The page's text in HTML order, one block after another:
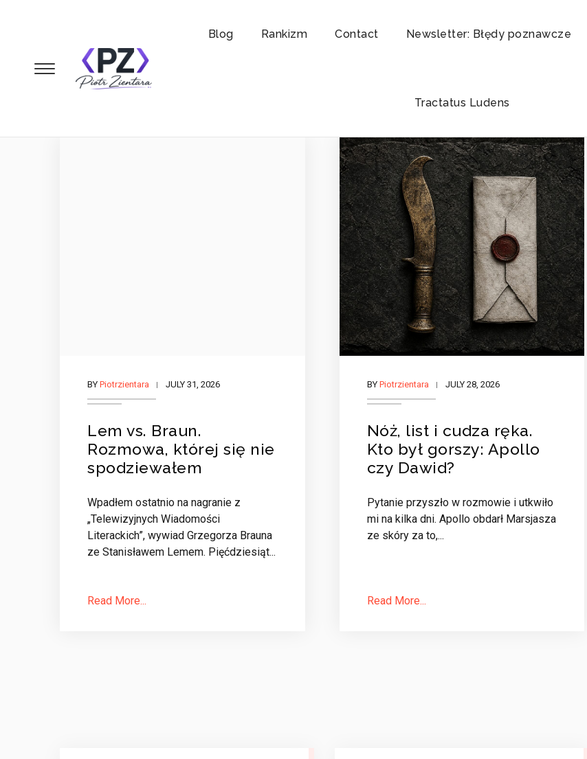
Blog Rankizm Contact Newsletter: Błędy poznawcze
Tractatus Ludens
BY Piotrzientara JULY 31, 2026
Lem vs. Braun.
Rozmowa, której się nie
spodziewałem
Wpadłem ostatnio na nagranie z
„Telewizyjnych Wiadomości
Literackich”, wywiad Grzegorza Brauna
ze Stanisławem Lemem. Pięćdziesiąt...
Read More...
BY Piotrzientara JULY 28, 2026
Nóż, list i cudza ręka.
Kto był gorszy: Apollo
czy Dawid?
Pytanie przyszło w rozmowie i utkwiło
mi na kilka dni. Apollo obdarł Marsjasza
ze skóry za to,...
Read More...